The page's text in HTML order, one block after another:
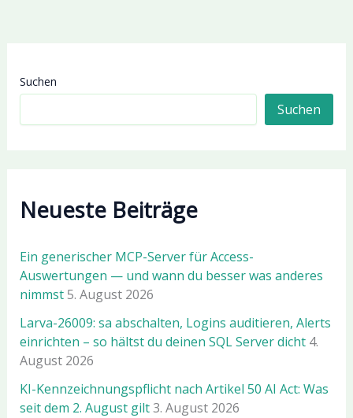
Suchen
Suchen
Neueste Beiträge
Ein generischer MCP-Server für Access-
Auswertungen — und wann du besser was anderes
nimmst5. August 2026
Larva-26009: sa abschalten, Logins auditieren, Alerts
einrichten – so hältst du deinen SQL Server dicht 4.
August 2026
KI-Kennzeichnungspflicht nach Artikel 50 AI Act: Was
seit dem 2. August gilt3. August 2026